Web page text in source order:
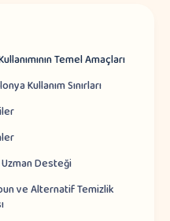
Temel Amaçları
Kullanım Sınırları
Uzman Desteği
ve Alternatif Temizlik